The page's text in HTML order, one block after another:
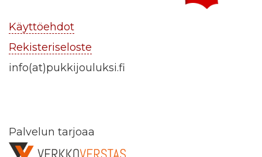
Käyttöehdot
Rekisteriseloste
info(at)pukkijouluksi.fi
Palvelun tarjoaa